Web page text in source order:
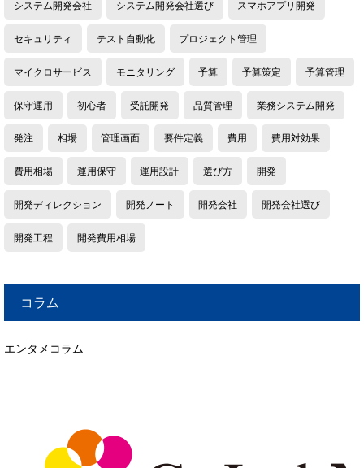
システム開発会社 システム開発会社選び スマホアプリ開発
セキュリティ テスト自動化 プロジェクト管理
マイクロサービス モニタリング 予算 予算策定 予算管理
保守運用 初心者 受託開発 品質管理 業務システム開発
発注 相場 管理画面 要件定義 費用 費用対効果
費用相場 運用保守 運用設計 選び方 開発
開発ディレクション 開発ノート 開発会社 開発会社選び
開発工程 開発費用相場
コラム
エンタメコラム